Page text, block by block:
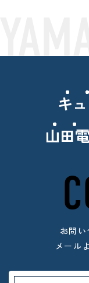
キ
山田
お問
メール